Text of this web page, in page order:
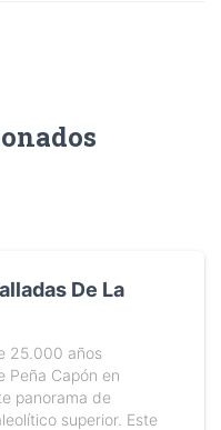
De La
25.000 años
Peña Capón en
panorama de
superior. Este